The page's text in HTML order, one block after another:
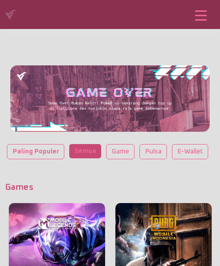
Paling Populer Semua Game Pulsa E-Wallet
Games